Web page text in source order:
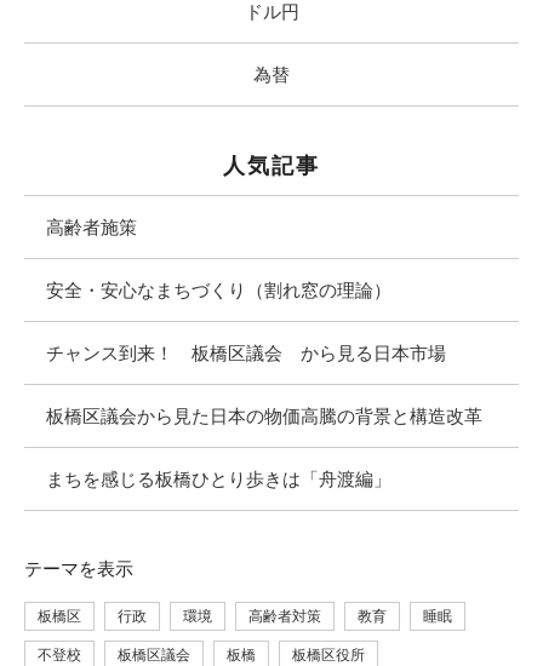
ドル円
為替
人気記事
高齢者施策
安全・安心なまちづくり（割れ窓の理論）
チャンス到来！ 板橋区議会 から見る日本市場
板橋区議会から見た日本の物価高騰の背景と構造改革
まちを感じる板橋ひとり歩きは「舟渡編」
テーマを表示
板橋区 行政 環境 高齢者対策 教育 睡眠
不登校 板橋区議会 板橋 板橋区役所